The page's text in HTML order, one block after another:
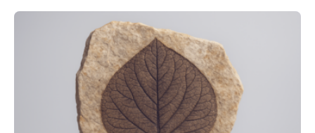
der Ruhr-Universität Bochum um Prof. Dr. Ralf Erdmann
und Dr. Ismaila Francis Yusuf hat nun einen bislang
unbekannten Qualitätskontrollmechanismus des
peroxisomalen Proteintransports in der Bäckerhefe
Saccharomyces cerevisiae entdeckt, der für die
Funktionsfähigkeit der Organellen entscheidend ist. Die
Studie wurde am 28. Oktober 2025 in der